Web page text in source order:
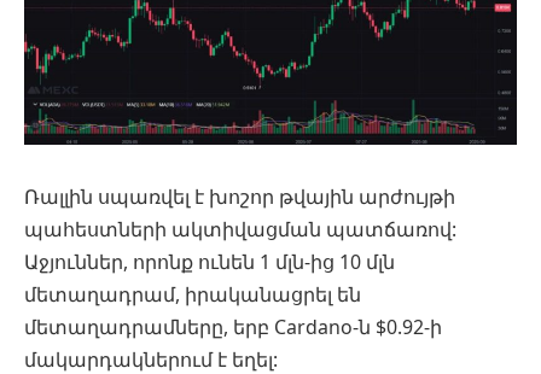
Ռալլին սպառվել է խոշոր թվային արժույթի
պահեստների ակտիվացման պատճառով:
Աջյուններ, որոնք ունեն 1 մլն-ից 10 մլն
մետաղադրամ, իրականացրել են
մետաղադրամները, երբ Cardano-ն $0.92-ի
մակարդակներում է եղել: